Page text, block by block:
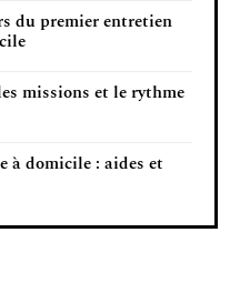
du premier entretien
missions et le rythme
à domicile : aides et